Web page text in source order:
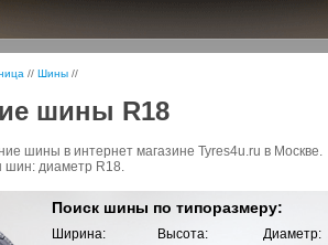
// Шины //
шины R18
шины в интернет магазине Tyres4u.ru в Москве.
шин: диаметр R18.
Поиск шины по типоразмеру:
Ширина: Высота: Диаметр: